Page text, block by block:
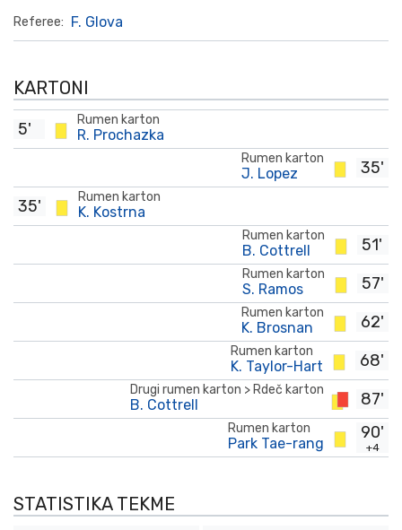
Referee: F. Glova
KARTONI
Rumen karton
R. Prochazka
5'
35'
Rumen karton
J. Lopez
Rumen karton
K. Kostrna
35'
51'
Rumen karton
B. Cottrell
57'
Rumen karton
S. Ramos
62'
Rumen karton
K. Brosnan
68'
Rumen karton
K. Taylor-Hart
87'
Drugi rumen karton > Rdeč karton
B. Cottrell
90'
+4
Rumen karton
Park Tae-rang
STATISTIKA TEKME